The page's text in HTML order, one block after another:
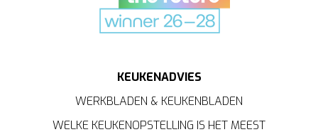
KEUKENADVIES
WERKBLADEN & KEUKENBLADEN
WELKE KEUKENOPSTELLING IS HET MEEST